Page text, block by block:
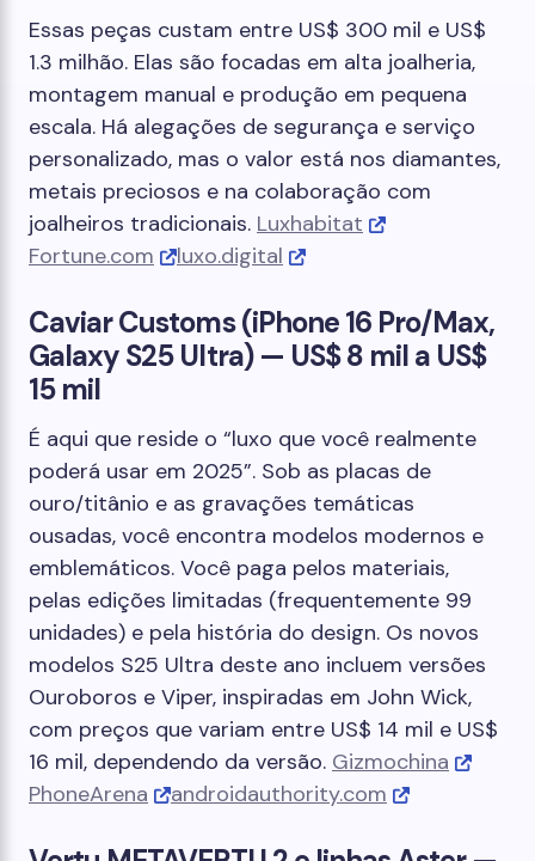
Essas peças custam entre US$ 300 mil e US$
1.3 milhão. Elas são focadas em alta joalheria,
montagem manual e produção em pequena
escala. Há alegações de segurança e serviço
personalizado, mas o valor está nos diamantes,
metais preciosos e na colaboração com
joalheiros tradicionais. Luxhabitat
Fortune.com
luxo.digital
Caviar Customs (iPhone 16 Pro/Max,
Galaxy S25 Ultra) — US$ 8 mil a US$
15 mil
É aqui que reside o “luxo que você realmente
poderá usar em 2025”. Sob as placas de
ouro/titânio e as gravações temáticas
ousadas, você encontra modelos modernos e
emblemáticos. Você paga pelos materiais,
pelas edições limitadas (frequentemente 99
unidades) e pela história do design. Os novos
modelos S25 Ultra deste ano incluem versões
Ouroboros e Viper, inspiradas em John Wick,
com preços que variam entre US$ 14 mil e US$
16 mil, dependendo da versão. Gizmochina
PhoneArena
androidauthority.com